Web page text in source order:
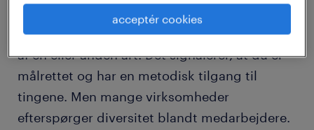
rekrutteringsbureau er det afgørende, at du
har gennemført en videregående uddannelse
af en eller anden art. Det signalerer, at du er
målrettet og har en metodisk tilgang til
tingene. Men mange virksomheder
efterspørger diversitet blandt medarbejdere.
acceptér cookies